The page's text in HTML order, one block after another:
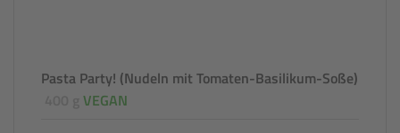
Pasta Party! (Nudeln mit Tomaten-Basilikum-Soße)
VEGAN